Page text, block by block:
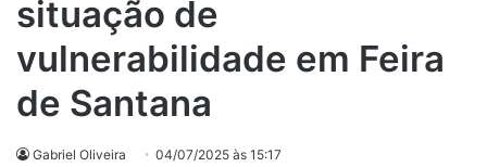
situação de
vulnerabilidade em Feira
de Santana
Gabriel Oliveira 04/07/2025 às 15:17